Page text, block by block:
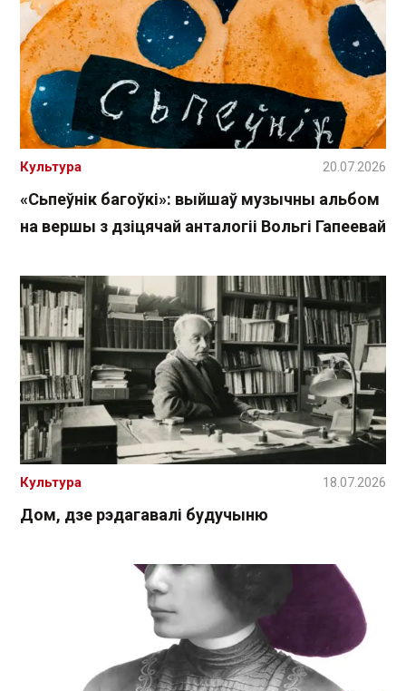
«Сьпеўнік багоўкі»: выйшаў музычны альбом
на вершы з дзіцячай анталогіі Вольгі Гапеевай
Культура 20.07.2026
Дом, дзе рэдагавалі будучыню
Культура 18.07.2026